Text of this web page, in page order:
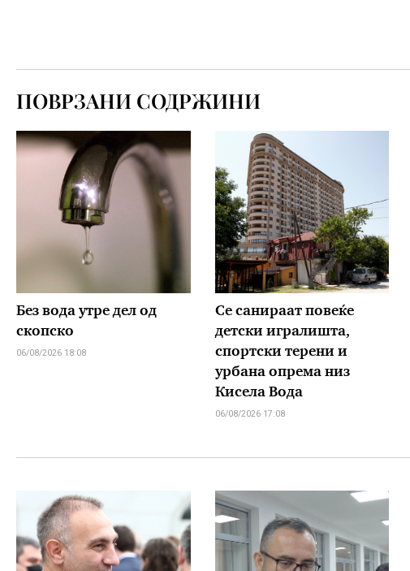
ПОВРЗАНИ СОДРЖИНИ
Без вода утре дел од
скопско
06/08/2026 18:08
Се санираат повеќе
детски игралишта,
спортски терени и
урбана опрема низ
Кисела Вода
06/08/2026 17:08